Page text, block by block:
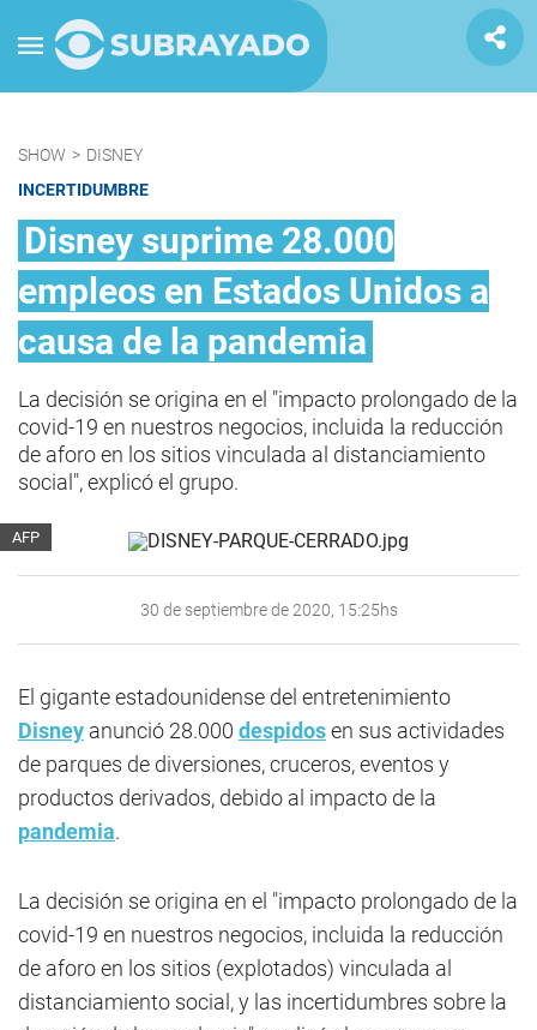
SHOW > DISNEY
INCERTIDUMBRE
Disney suprime 28.000
empleos en Estados Unidos a
causa de la pandemia
La decisión se origina en el "impacto prolongado de la
covid-19 en nuestros negocios, incluida la reducción
de aforo en los sitios vinculada al distanciamiento
social", explicó el grupo.
AFP
30 de septiembre de 2020, 15:25hs
El gigante estadounidense del entretenimiento
Disney anunció 28.000 despidosen sus actividades
de parques de diversiones, cruceros, eventos y
productos derivados, debido al impacto de la
pandemia.
La decisión se origina en el "impacto prolongado de la
covid-19 en nuestros negocios, incluida la reducción
de aforo en los sitios (explotados) vinculada al
distanciamiento social, y las incertidumbres sobre la